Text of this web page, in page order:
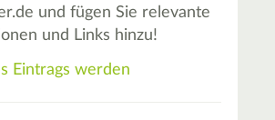
und fügen Sie relevante
und Links hinzu!
Eintrags werden